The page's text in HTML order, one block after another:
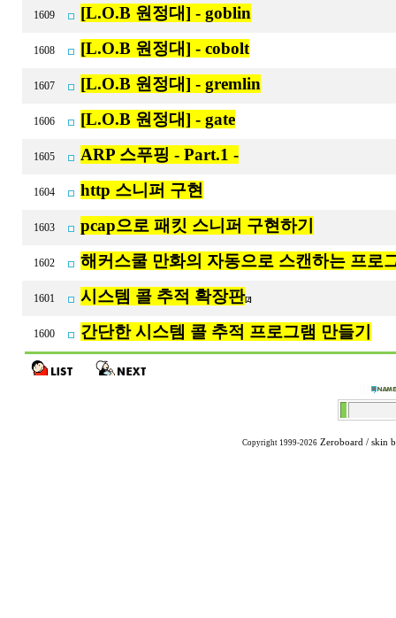
1609 [L.O.B 원정대] - goblin
1608 [L.O.B 원정대] - cobolt
1607 [L.O.B 원정대] - gremlin
1606 [L.O.B 원정대] - gate
1605 ARP 스푸핑 - Part.1 -
1604 http 스니퍼 구현
1603 pcap으로 패킷 스니퍼 구현하기
1602 해커스쿨 만화의 자동으로 스캔하는 프로
1601 시스템 콜 추적 확장판[2]
1600 간단한 시스템 콜 추적 프로그램 만들기
Copyright 1999-2026 Zeroboard / skin